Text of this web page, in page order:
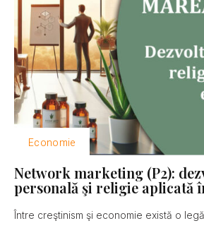
Economie
Network marketing (P2):
personală şi religie aplicată
Între creştinism şi economie există o